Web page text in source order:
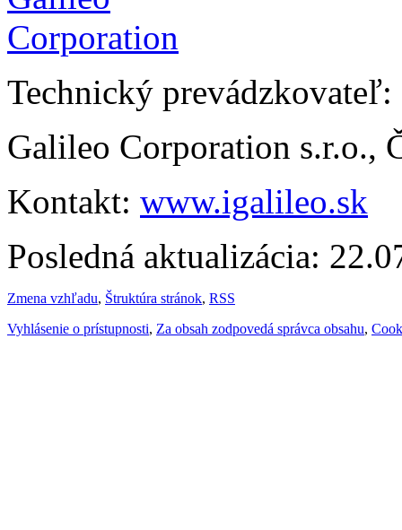
Technický prevádzkovateľ:
Galileo Corporation s.r.o.,
Kontakt: www.igalileo.sk
Posledná aktualizácia:
Zmena vzhľadu, Štruktúra stránok, RSS
Vyhlásenie o prístupnosti, Za obsah zodpovedá správca obsahu,